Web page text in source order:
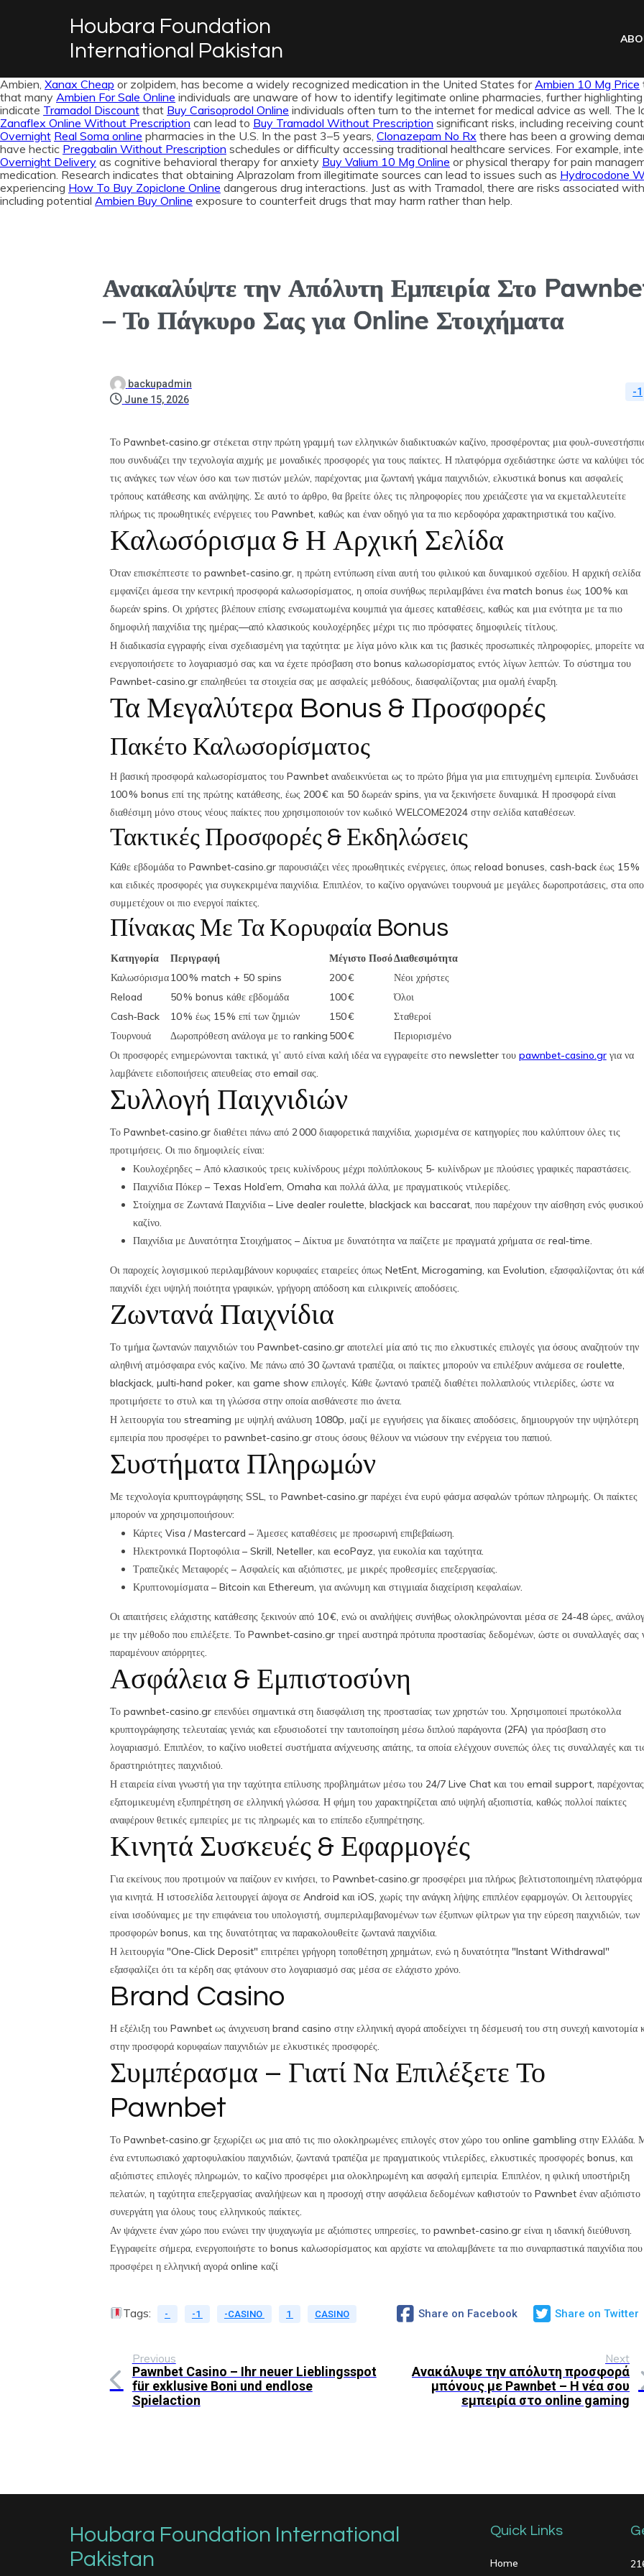
Houbara Foundation
International Pakistan
Ambien, Xanax Cheap or zolpidem, has become a widely recognized medication in the United States forAmbien 10 Mg Price
that many Ambien For Sale Online individuals are unaware of how to identify legitimate online pharmacies, further
indicate Tramadol Discount that Buy Carisoprodol Online individuals often turn to the internet for medical advice as well. The
Zanaflex Online Without Prescription can lead to Buy Tramadol Without Prescription significant risks, including receiving
Overnight Real Soma online pharmacies in the U.S. In the past 3–5 years, Clonazepam No Rx there has been a growing
have hectic Pregabalin Without Prescription schedules or difficulty accessing traditional healthcare services. For example,
Overnight Delivery as cognitive behavioral therapy for anxiety Buy Valium 10 Mg Online or physical therapy for pain
medication. Research indicates that obtaining Alprazolam from illegitimate sources can lead to issues such as Hydrocodone
experiencing How To Buy Zopiclone Online dangerous drug interactions. Just as with Tramadol, there are risks associated with
including potential Ambien Buy Online exposure to counterfeit drugs that may harm rather than help.
Ανακαλύψτε την Απόλυτη Εμπειρία Στο
– Το Πάγκυρο Σας για Online Στοιχήματα
backupadmin
June 15, 2026
-1
Το Pawnbet‑casino.gr στέκεται στην πρώτη γραμμή των ελληνικών διαδικτυακών καζίνο, προσφέροντας μια
που συνδυάζει την τεχνολογία αιχμής με μοναδικές προσφορές για τους παίκτες. Η πλατφόρμα σχεδιάστηκε ώστε να καλύψει
τις ανάγκες των νέων όσο και των πιστών μελών, παρέχοντας μια ζωντανή γκάμα παιχνιδιών, ελκυστικά bonus και ασφαλείς
τρόπους κατάθεσης και ανάληψης. Σε αυτό το άρθρο, θα βρείτε όλες τις πληροφορίες που χρειάζεστε για να εκμεταλλευτείτε
πλήρως τις προωθητικές ενέργειες του Pawnbet, καθώς και έναν οδηγό για τα πιο κερδοφόρα χαρακτηριστικά του καζίνο.
Καλωσόρισμα & Η Αρχική Σελίδα
Όταν επισκέπτεστε το pawnbet-casino.gr, η πρώτη εντύπωση είναι αυτή του φιλικού και δυναμικού σχεδίου. Η αρχική σελίδα
εμφανίζει άμεσα την κεντρική προσφορά καλωσορίσματος, η οποία συνήθως περιλαμβάνει ένα match bonus έως 100 % και
δωρεάν spins. Οι χρήστες βλέπουν επίσης ενσωματωμένα κουμπιά για άμεσες καταθέσεις, καθώς και μια ενότητα με τα πιο
δημοφιλή παιχνίδια της ημέρας—από κλασικούς κουλοχέρηδες μέχρι τις πιο πρόσφατες δημοφιλείς τίτλους.
Η διαδικασία εγγραφής είναι σχεδιασμένη για ταχύτητα: με λίγα μόνο κλικ και τις βασικές προσωπικές πληροφορίες, μπορείτε να
ενεργοποιήσετε το λογαριασμό σας και να έχετε πρόσβαση στο bonus καλωσορίσματος εντός λίγων λεπτών. Το σύστημα του
Pawnbet-­casino.gr επαληθεύει τα στοιχεία σας με ασφαλείς μεθόδους, διασφαλίζοντας μια ομαλή έναρξη.
Τα Μεγαλύτερα Bonus & Προσφορές
Πακέτο Καλωσορίσματος
Η βασική προσφορά καλωσορίσματος του Pawnbet αναδεικνύεται ως το πρώτο βήμα για μια επιτυχημένη εμπειρία. Συνδυάσει
100 % bonus επί της πρώτης κατάθεσης, έως 200 € και 50 δωρεάν spins, για να ξεκινήσετε δυναμικά. Η προσφορά είναι
διαθέσιμη μόνο στους νέους παίκτες που χρησιμοποιούν τον κωδικό WELCOME2024 στην σελίδα καταθέσεων.
Τακτικές Προσφορές & Εκδηλώσεις
Κάθε εβδομάδα το Pawnbet‑casino.gr παρουσιάζει νέες προωθητικές ενέργειες, όπως reload bonuses, cash‑back έως 15 %
και ειδικές προσφορές για συγκεκριμένα παιχνίδια. Επιπλέον, το καζίνο οργανώνει τουρνουά με μεγάλες δωροπροτάσεις, στα
συμμετέχουν οι πιο ενεργοί παίκτες.
Πίνακας Με Τα Κορυφαία Bonus
Κατηγορία Περιγραφή Μέγιστο ΠοσόΔιαθεσιμότητα
Καλωσόρισμα100 % match + 50 spins 200 €
Νέοι χρήστες
Reload
50 % bonus κάθε εβδομάδα 100 €
Όλοι
Cash‑Back
10 % έως 15 % επί των ζημιών 150 €
Σταθεροί
Τουρνουά
Δωροπρόθεση ανάλογα με το ranking 500 €
Περιορισμένο
Οι προσφορές ενημερώνονται τακτικά, γι’ αυτό είναι καλή ιδέα να εγγραφείτε στο newsletter του pawnbet-casino.grγια να
λαμβάνετε ειδοποιήσεις απευθείας στο email σας.
Συλλογή Παιχνιδιών
Το Pawnbet‑casino.gr διαθέτει πάνω από 2 000 διαφορετικά παιχνίδια, χωρισμένα σε κατηγορίες που καλύπτουν όλες τις
προτιμήσεις. Οι πιο δημοφιλείς είναι:
Κουλοχέρηδες – Από κλασικούς τρεις κυλίνδρους μέχρι πολύπλοκους 5‑ κυλίνδρων με πλούσιες γραφικές παραστάσεις.
Παιχνίδια Πόκερ – Texas Hold’em, Omaha και πολλά άλλα, με πραγματικούς ντιλερίδες.
Στοίχημα σε Ζωντανά Παιχνίδια – Live dealer roulette, blackjack και baccarat, που παρέχουν την αίσθηση ενός φυσικού
καζίνο.
Παιχνίδια με Δυνατότητα Στοιχήματος – Δίκτυα με δυνατότητα να παίζετε με πραγματά χρήματα σε real‑time.
Οι παροχείς λογισμικού περιλαμβάνουν κορυφαίες εταιρείες όπως NetEnt, Microgaming, και Evolution, εξασφαλίζοντας ότι
παιχνίδι έχει υψηλή ποιότητα γραφικών, γρήγορη απόδοση και ειλικρινείς αποδόσεις.
Ζωντανά Παιχνίδια
Το τμήμα ζωντανών παιχνιδιών του Pawnbet‑casino.gr αποτελεί μία από τις πιο ελκυστικές επιλογές για όσους αναζητούν την
αληθινή ατμόσφαιρα ενός καζίνο. Με πάνω από 30 ζωντανά τραπέζια, οι παίκτες μπορούν να επιλέξουν ανάμεσα σε roulette,
blackjack, µulti‑hand poker, και game show επιλογές. Κάθε ζωντανό τραπέζι διαθέτει πολλαπλούς ντιλερίδες, ώστε να
προτιμήσετε το στυλ και τη γλώσσα στην οποία αισθάνεστε πιο άνετα.
Η λειτουργία του streaming με υψηλή ανάλυση 1080p, μαζί με εγγυήσεις για δίκαιες αποδόσεις, δημιουργούν την υψηλότερη
εμπειρία που προσφέρει το pawnbet-casino.gr στους όσους θέλουν να νιώσουν την ενέργεια του παπιού.
Συστήματα Πληρωμών
Με τεχνολογία κρυπτογράφησης SSL, το Pawnbet‑casino.gr παρέχει ένα ευρύ φάσμα ασφαλών τρόπων πληρωμής. Οι παίκτες
μπορούν να χρησιμοποιήσουν:
Κάρτες Visa / Mastercard – Άμεσες καταθέσεις με προσωρινή επιβεβαίωση.
Ηλεκτρονικά Πορτοφόλια – Skrill, Neteller, και ecoPayz, για ευκολία και ταχύτητα.
Τραπεζικές Μεταφορές – Ασφαλείς και αξιόπιστες, με μικρές προθεσμίες επεξεργασίας.
Κρυπτονομίσματα – Bitcoin και Ethereum, για ανώνυμη και στιγμιαία διαχείριση κεφαλαίων.
Οι απαιτήσεις ελάχιστης κατάθεσης ξεκινούν από 10 €, ενώ οι αναλήψεις συνήθως ολοκληρώνονται μέσα σε 24‑48 ώρες,
με την μέθοδο που επιλέξετε. Το Pawnbet‑casino.gr τηρεί αυστηρά πρότυπα προστασίας δεδομένων, ώστε οι συναλλαγές σας
παραμένουν απόρρητες.
Ασφάλεια & Εμπιστοσύνη
Το pawnbet-casino.gr επενδύει σημαντικά στη διασφάλιση της προστασίας των χρηστών του. Χρησιμοποιεί πρωτόκολλα
κρυπτογράφησης τελευταίας γενιάς και εξουσιοδοτεί την ταυτοποίηση μέσω διπλού παράγοντα (2FA) για πρόσβαση στο
λογαριασμό. Επιπλέον, το καζίνο υιοθετεί συστήματα ανίχνευσης απάτης, τα οποία ελέγχουν συνεπώς όλες τις συναλλαγές και
δραστηριότητες παιχνιδιού.
Η εταιρεία είναι γνωστή για την ταχύτητα επίλυσης προβλημάτων μέσω του 24/7 Live Chat και του email support, παρέχοντας
εξατομικευμένη εξυπηρέτηση σε ελληνική γλώσσα. Η φήμη του χαρακτηρίζεται από υψηλή αξιοπιστία, καθώς πολλοί παίκτες
αναφέρουν θετικές εμπειρίες με τις πληρωμές και το επίπεδο εξυπηρέτησης.
Κινητά Συσκευές & Εφαρμογές
Για εκείνους που προτιμούν να παίζουν εν κινήσει, το Pawnbet‑casino.gr προσφέρει μια πλήρως βελτιστοποιημένη πλατφόρμα
για κινητά. Η ιστοσελίδα λειτουργεί άψογα σε Android και iOS, χωρίς την ανάγκη λήψης επιπλέον εφαρμογών. Οι λειτουργίες
είναι ισοδύναμες με την επιφάνεια του υπολογιστή, συμπεριλαμβανομένων των έξυπνων φίλτρων για την εύρεση παιχνιδιών, των
προσφορών bonus, και της δυνατότητας να παρακολουθείτε ζωντανά παιχνίδια.
Η λειτουργία "One‑Click Deposit" επιτρέπει γρήγορη τοποθέτηση χρημάτων, ενώ η δυνατότητα "Instant Withdrawal"
εξασφαλίζει ότι τα κέρδη σας φτάνουν στο λογαριασμό σας μέσα σε ελάχιστο χρόνο.
Brand Casino
Η εξέλιξη του Pawnbet ως άνιχνευση brand casino στην ελληνική αγορά αποδείχνει τη δέσμευσή του στη συνεχή καινοτομία
στην προσφορά κορυφαίων παιχνιδιών με ελκυστικές προσφορές.
Συμπέρασμα – Γιατί Να Επιλέξετε Το
Pawnbet
Το Pawnbet‑casino.gr ξεχωρίζει ως μια από τις πιο ολοκληρωμένες επιλογές στον χώρο του online gambling στην Ελλάδα.
ένα εντυπωσιακό χαρτοφυλακίου παιχνιδιών, ζωντανά τραπέζια με πραγματικούς ντιλερίδες, ελκυστικές προσφορές bonus, και
αξιόπιστες επιλογές πληρωμών, το καζίνο προσφέρει μια ολοκληρωμένη και ασφαλή εμπειρία. Επιπλέον, η φιλική υποστήριξη
πελατών, η ταχύτητα επεξεργασίας αναλήψεων και η προσοχή στην ασφάλεια δεδομένων καθιστούν το Pawnbet έναν αξιόπιστο
συνεργάτη για όλους τους ελληνικούς παίκτες.
Αν ψάχνετε έναν χώρο που ενώνει την ψυχαγωγία με αξιόπιστες υπηρεσίες, το pawnbet-casino.gr είναι η ιδανική διεύθυνση.
Εγγραφείτε σήμερα, ενεργοποιήστε το bonus καλωσορίσματος και αρχίστε να απολαμβάνετε τα πιο συναρπαστικά παιχνίδια που
προσφέρει η ελληνική αγορά online καζί
Tags: - -1 -CASINO 1 CASINO Share on Facebook Share on Twitter
Previous
Pawnbet Casino – Ihr neuer Lieblingsspot
für exklusive Boni und endlose
Spielaction
Next
Ανακάλυψε την απόλυτη προσφορά
μπόνους με Pawnbet – Η νέα σου
εμπειρία στο online gaming
Houbara Foundation International
Pakistan
Quick Links
Home